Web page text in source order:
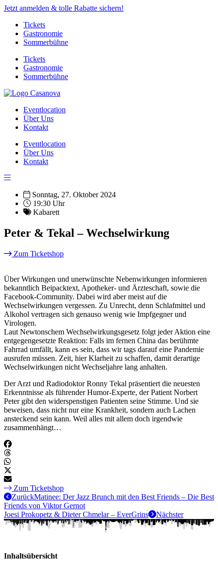
Jetzt anmelden & tolle Rabatte sichern!
Tickets
Gastronomie
Sommerbühne
Tickets
Gastronomie
Sommerbühne
Eventlocation
Über Uns
Kontakt
Eventlocation
Über Uns
Kontakt
Sonntag, 27. Oktober 2024
19:30 Uhr
Kabarett
Peter & Tekal – Wechselwirkung
Zum Ticketshop
Über Wirkungen und unerwünschte Nebenwirkungen informieren
bekanntlich Beipacktext, Apotheker- und Ärzteschaft, sowie die
Facebook-Community. Dabei wird aber meist auf die
Wechselwirkungen vergessen. Zu Unrecht, denn Schlafmittel und
Alkohol vertragen sich genauso wenig wie Impfgegner und
Virologen.
Laut Newtonschem Wechselwirkungsgesetz folgt jeder Aktion eine
entgegengesetzte Reaktion: Falls im fernen China das berühmte
Fahrrad umfällt, kann es sein, dass wir tags darauf eine Pandemie
ausrufen müssen. Zeit, hier Klarheit zu schaffen, damit derartige
Wechselwirkungen nicht Wechseljahre lang anhalten.
Der Arzt und Radiodoktor Ronny Tekal präsentiert die neuesten
Erkenntnisse als führender Humor-Experte, der Patient Norbert
Peter gibt den widerspenstigen Patienten seine Stimme. Und sie
beweisen, dass nicht nur eine Krankheit, sondern auch Lachen
ansteckend sein kann. Weil alles mit allem doch irgendwie
zusammenhängt…
Zum Ticketshop
ZurückMatinee: Der Jazz Brunch mit den Best Friends – Die Best
Friends von Viktor Gernot
Joesi Prokopetz & Dieter Chmelar – EverGrins
Nächster
Inhaltsübersicht